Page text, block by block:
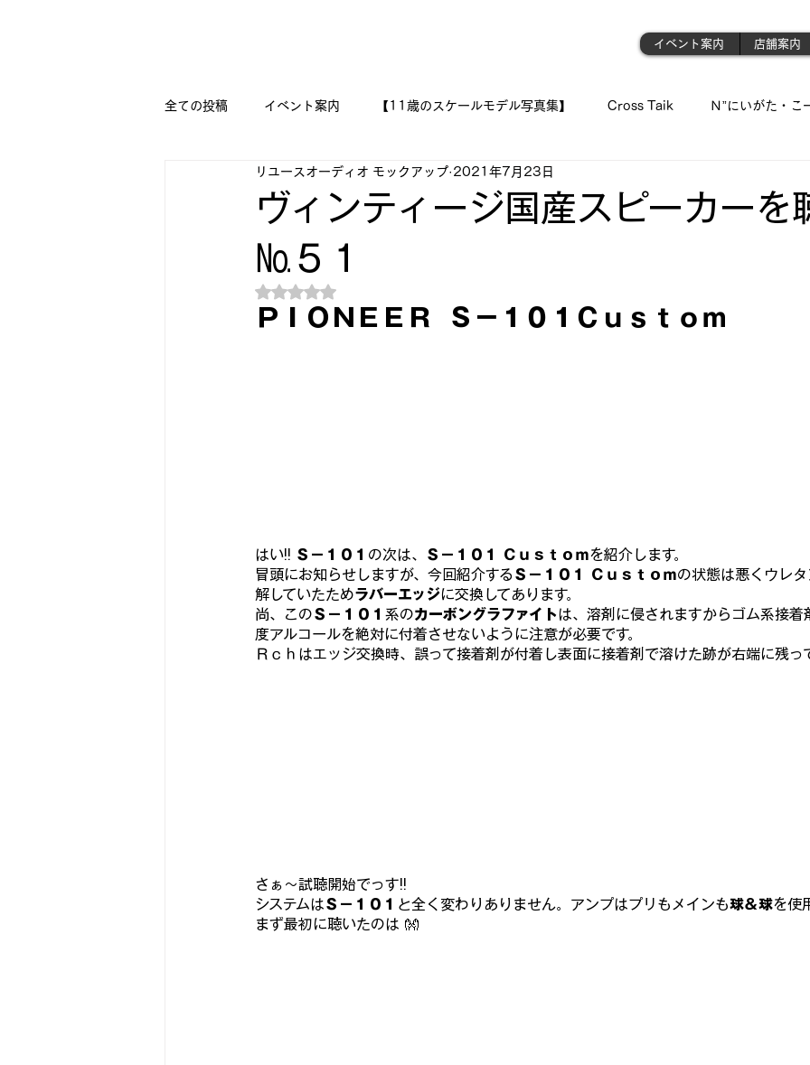
イベント案内 店舗案内
全ての投稿 イベント案内 【11歳のスケールモデル写真集】 Cross Taik Ｎ”にいがた・こ
【二刀流モデラー奮闘記】 Mockupの音波実習室!!
『今日は美術の時間です!!』
🔧メカニックの作品集 🔨 🛩 我が青春のプラ模型 🛥 『モデラーＮ氏の製作記録』
『パワーモデル作品集💪』 ヨンパチ飛行場✈✈✈
ヴィンティージ国産スピーカーを
№５１
リユースオーディオ モックアップ 2021年7月23日
5つ星のうちNaNと評価されています。
ＰＩＯＮＥＥＲ  Ｓ－１０１Ｃｕｓｔｏｍ
はい!! Ｓ－１０１ の次は、 Ｓ－１０１ Ｃｕｓｔｏｍを紹介します。
冒頭にお知らせしますが、今回紹介する Ｓ－１０１ Ｃｕｓｔｏｍの状態は悪くウレ
解していたためラバーエッジに交換してあります。
尚、このＳ－１０１ 系のカーボングラファイトは、溶剤に侵されますからゴム系接着
度アルコールを絶対に付着させないように注意が必要です。
Ｒｃｈはエッジ交換時、誤って接着剤が付着し表面に接着剤で溶けた跡が右端に残っ
さぁ～試聴開始でっす!!
システムはＳ－１０１ と全く変わりありません。アンプはプリもメインも球＆球を使
まず最初に聴いたのは 👐